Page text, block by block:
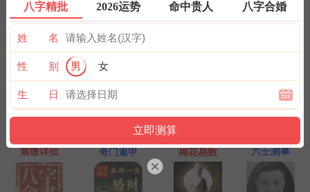
八字精批 2026运势 命中贵人 八字合婚
姓 名
性 别 男 女
生 日
很高。
3）抽签的时间：中午十二点左右和晚上十一点前或者后，晚上十
一点是阴阳相接之时，最适宜抽签，抽签的信息也最准确；房事后
和打雷下大雨时不要抽签，因为此时信息不稳。
紫微详批 奇门遁甲 梅花易数 六壬测事